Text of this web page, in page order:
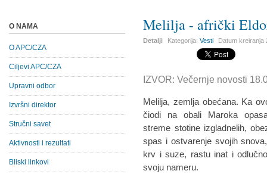
Melilja - afrički
Detalji Kategorija:Vesti Datum kreiranja
IZVOR: Večernje novosti
Melilja, zemlja obećana. Ka
čiodi na obali Maroka
streme stotine izgladnelih,
spas i ostvarenje svojih
krv i suze, rastu inat i
svoju nameru.
O NAMA
O APC/CZA
Ciljevi APC/CZA
Upravni odbor
Izvršni direktor
Stručni savet
Aktivnosti i rezultati
Bliski linkovi